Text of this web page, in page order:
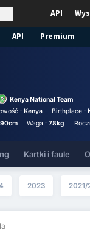
API
API Premium
Kenya National Team
: Kenya Birthplace :
Waga :78kg
Kartki i faule
2023 2021/